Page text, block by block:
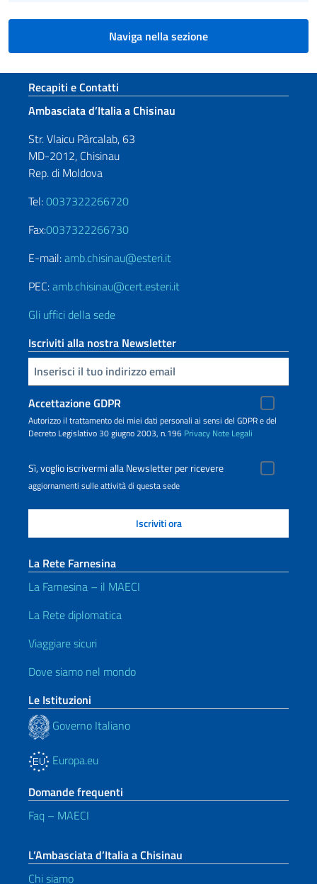
Naviga nella sezione
Sezione footer
Recapiti e Contatti
Ambasciata d’Italia a Chisinau
Str. Vlaicu Pârcalab, 63
MD-2012, Chisinau
Rep. di Moldova
Tel:0037322266720
Fax:0037322266730
E-mail:amb.chisinau@esteri.it
PEC:amb.chisinau@cert.esteri.it
Gli uffici della sede
Iscriviti alla nostra Newsletter
Inserisci la tua email
Accettazione GDPR
Autorizzo il trattamento dei miei dati personali ai sensi del GDPR e del
Decreto Legislativo 30 giugno 2003, n.196 Privacy Note Legali
Sì, voglio iscrivermi alla Newsletter per ricevere
aggiornamenti sulle attività di questa sede
La Rete Farnesina
La Farnesina – il MAECI
La Rete diplomatica
Viaggiare sicuri
Dove siamo nel mondo
Le Istituzioni
Governo Italiano
Europa.eu
Domande frequenti
Faq – MAECI
L’Ambasciata d’Italia a Chisinau
Chi siamo